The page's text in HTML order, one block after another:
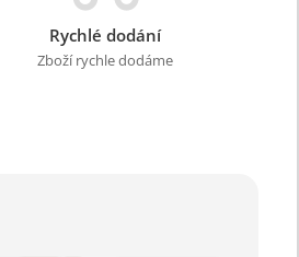
Rychlé dodání
Zboží rychle dodáme